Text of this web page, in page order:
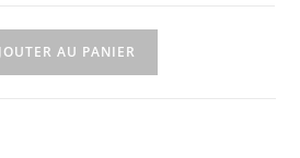
AU PANIER